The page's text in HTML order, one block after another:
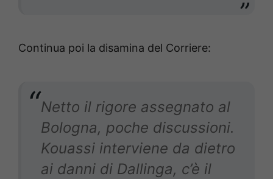
Continua poi la disamina del Corriere:
Netto il rigore assegnato al
Bologna, poche discussioni.
Kouassi interviene da dietro
ai danni di Dallinga, c’è il